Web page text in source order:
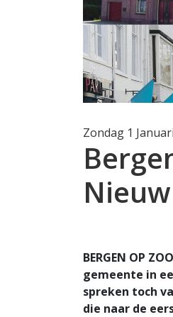
Zondag 1
Nieuw
BERGEN OP
gemeente in
spreken toch
die naar de